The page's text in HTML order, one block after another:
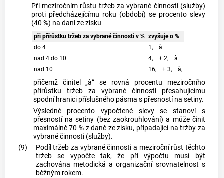
Při meziročním růstu tržeb za vybrané činnosti (služby)
proti předcházejícímu roku (období) se procento slevy
(40 %) na dani ze zisku
při přírůstku tržeb za vybrané činnosti v % zvyšuje o %
do 4
1,— à
nad 4 do 10
4,— + 2,— à
nad 10
16,— + 3,— à,
přičemž činitel „à“ se rovná procentu meziročního
přírůstku tržeb za vybrané činnosti přesahujícímu
spodní hranici příslušného pásma s přesností na setiny.
Výsledné procento vypočtené slevy se stanoví s
přesností na setiny (bez zaokrouhlování) a může činit
maximálně 70 % z daně ze zisku, připadající na tržby za
vybrané činnosti (služby).
(9)
Podíl tržeb za vybrané činnosti a meziroční růst těchto
tržeb se vypočte tak, že při výpočtu musí být
zachována metodická a organizační srovnatelnost s
běžným rokem.